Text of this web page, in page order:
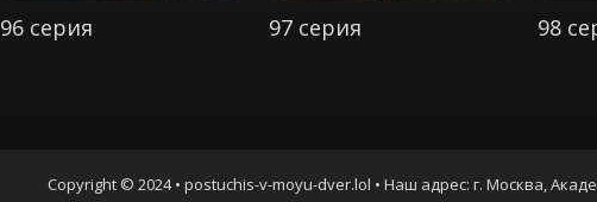
96 серия 97 серия 98
Copyright © 2024 • postuchis-v-moyu-dver.lol • Наш адрес: г. Москва,